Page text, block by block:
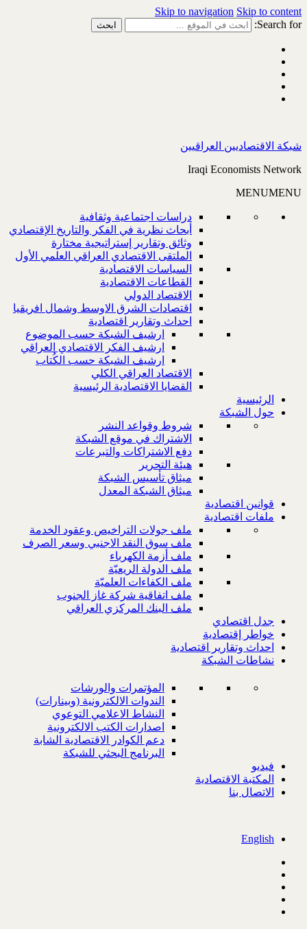
Skip to navigation Skip to content
Search for:
شبكة الاقتصاديين العراقيين
Iraqi Economists Network
MENUMENU
دراسات اجتماعية وثقافية
أبحاث نظرية في الفكر والتاريخ الإقتصادي
وثائق وتقارير إستراتيجية مختارة
الملتقى الاقتصادي العراقي العلمي الأول
السياسات الاقتصادية
القطاعات الاقتصادية
الاقتصاد الدولي
اقتصادات الشرق الاوسط وشمال افريقيا
احداث وتقارير اقتصادية
ارشيف الشبكة حسب الموضوع
ارشيف الفكر الاقتصادي العراقي
ارشيف الشبكة حسب الكُتاب
الاقتصاد العراقي الكلي
القضايا الاقتصادية الرئيسية
الرئيسية
حول الشبكة
شروط وقواعد النشر
الاشتراك في موقع الشبكة
دفع الاشتراكات والتبرعات
هيئة التحرير
ميثاق تأسيس الشبكة
ميثاق الشبكة المعدل
قوانين اقتصادية
ملفات اقتصادية
ملف جولات التراخيص وعقود الخدمة
ملف سوق النقد الاجنبي وسعر الصرف
ملف أزمة الكهرباء
ملف الدولة الريعيّة
ملف الكفاءات العلميّة
ملف اتفاقية شركة غاز الجنوب
ملف البنك المركزي العراقي
جدل اقتصادي
خواطر إقتصادية
احداث وتقارير اقتصادية
نشاطات الشبكة
المؤتمرات والورشات
الندوات الالكترونية (وبينارات)
النشاط الاعلامي التوعوي
اصدارات الكتب الالكترونية
دعم الكوادر الاقتصادية الشابة
البرنامج البحثي للشبكة
فيديو
المكتبة الاقتصادية
الاتصال بنا
English